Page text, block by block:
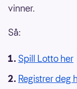
vinner.
Så:
Spill Lotto her
Registrer deg